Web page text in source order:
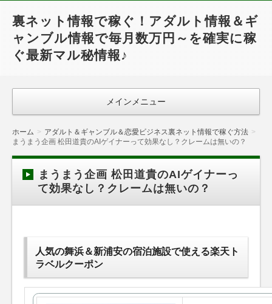
裏ネット情報で稼ぐ！アダルト情報＆ギ
ャンブル情報で毎月数万円～を確実に稼
ぐ最新マル秘情報♪
メインメニュー
ホーム
アダルト＆ギャンブル＆恋愛ビジネス裏ネット情報で稼ぐ方法
まうまう企画 松田道貴のAIゲイナーって効果なし？クレームは無いの？
まうまう企画 松田道貴のAIゲイナーっ
て効果なし？クレームは無いの？
人気の舞浜＆新浦安の宿泊施設で使える楽天ト
ラベルクーポン